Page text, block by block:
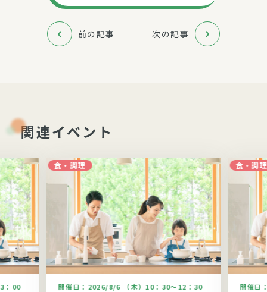
前の記事 次の記事
関連イベント
：00
食・調理
開催日： 2026/8/6 （木）10：30～12：30
食・調理
開催日